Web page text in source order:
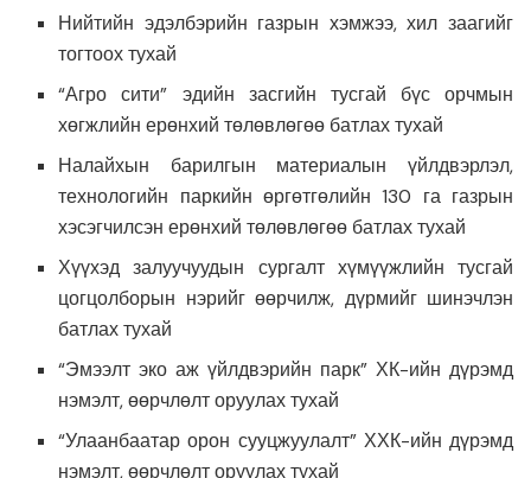
Нийтийн эдэлбэрийн газрын хэмжээ, хил заагийг
тогтоох тухай
“Агро сити” эдийн засгийн тусгай бүс орчмын
хөгжлийн ерөнхий төлөвлөгөө батлах тухай
Налайхын барилгын материалын үйлдвэрлэл,
технологийн паркийн өргөтгөлийн 130 га газрын
хэсэгчилсэн ерөнхий төлөвлөгөө батлах тухай
Хүүхэд залуучуудын сургалт хүмүүжлийн тусгай
цогцолборын нэрийг өөрчилж, дүрмийг шинэчлэн
батлах тухай
“Эмээлт эко аж үйлдвэрийн парк” ХК-ийн дүрэмд
нэмэлт, өөрчлөлт оруулах тухай
“Улаанбаатар орон сууцжуулалт” ХХК-ийн дүрэмд
нэмэлт, өөрчлөлт оруулах тухай